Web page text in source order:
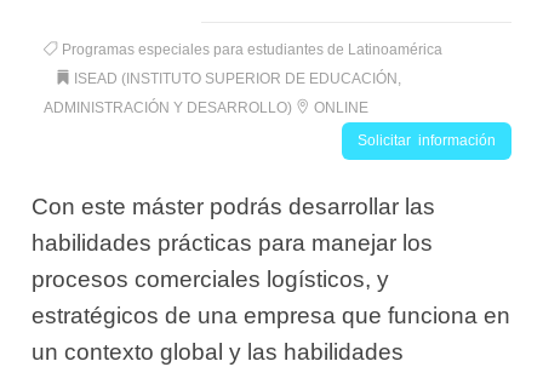
Programas especiales para estudiantes de Latinoamérica
ISEAD (INSTITUTO SUPERIOR DE EDUCACIÓN,
ADMINISTRACIÓN Y DESARROLLO)
ONLINE
Solicitar información
Con este máster podrás desarrollar las
habilidades prácticas para manejar los
procesos comerciales logísticos, y
estratégicos de una empresa que funciona en
un contexto global y las habilidades